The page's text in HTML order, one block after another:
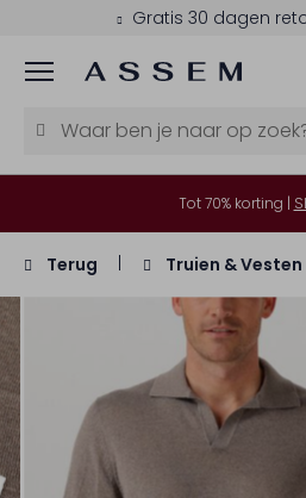
Gratis 30 dagen
Menu
Tot 70% korting |
Terug Truien & Vesten